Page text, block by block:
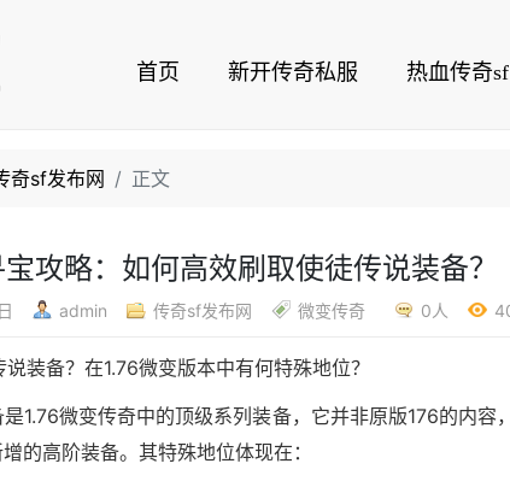
首页 新开传奇私服 热血传奇sf
奇sf发布网 正文
攻略：如何高效刷取使徒传说装备？
admin 传奇sf发布网 微变传奇 0人
装备？在1.76微变版本中有何特殊地位？
1.76微变传奇中的顶级系列装备，它并非原版176的内容
的高阶装备。其特殊地位体现在：